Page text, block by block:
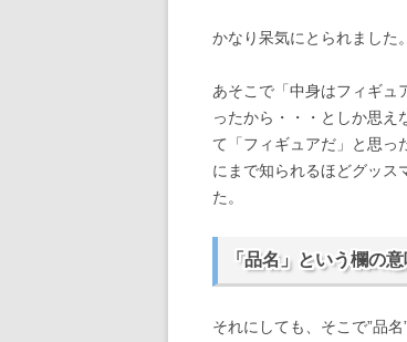
かなり呆気にとられました
あそこで「中身はフィギュ
ったから・・・としか思え
て「フィギュアだ」と思っ
にまで知られるほどグッス
た。
「品名」という欄の
それにしても、そこで”品